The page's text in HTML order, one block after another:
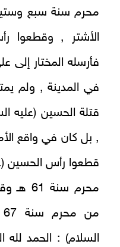
محرم سنة سبع
الأشتر , وقطعوا
فأرسله المختار إلى
في المدينة , ولم
قتلة الحسين (عليه
, بل كان في واقع
قطعوا رأس الحسين
محرم
السلام) : الحمد لله